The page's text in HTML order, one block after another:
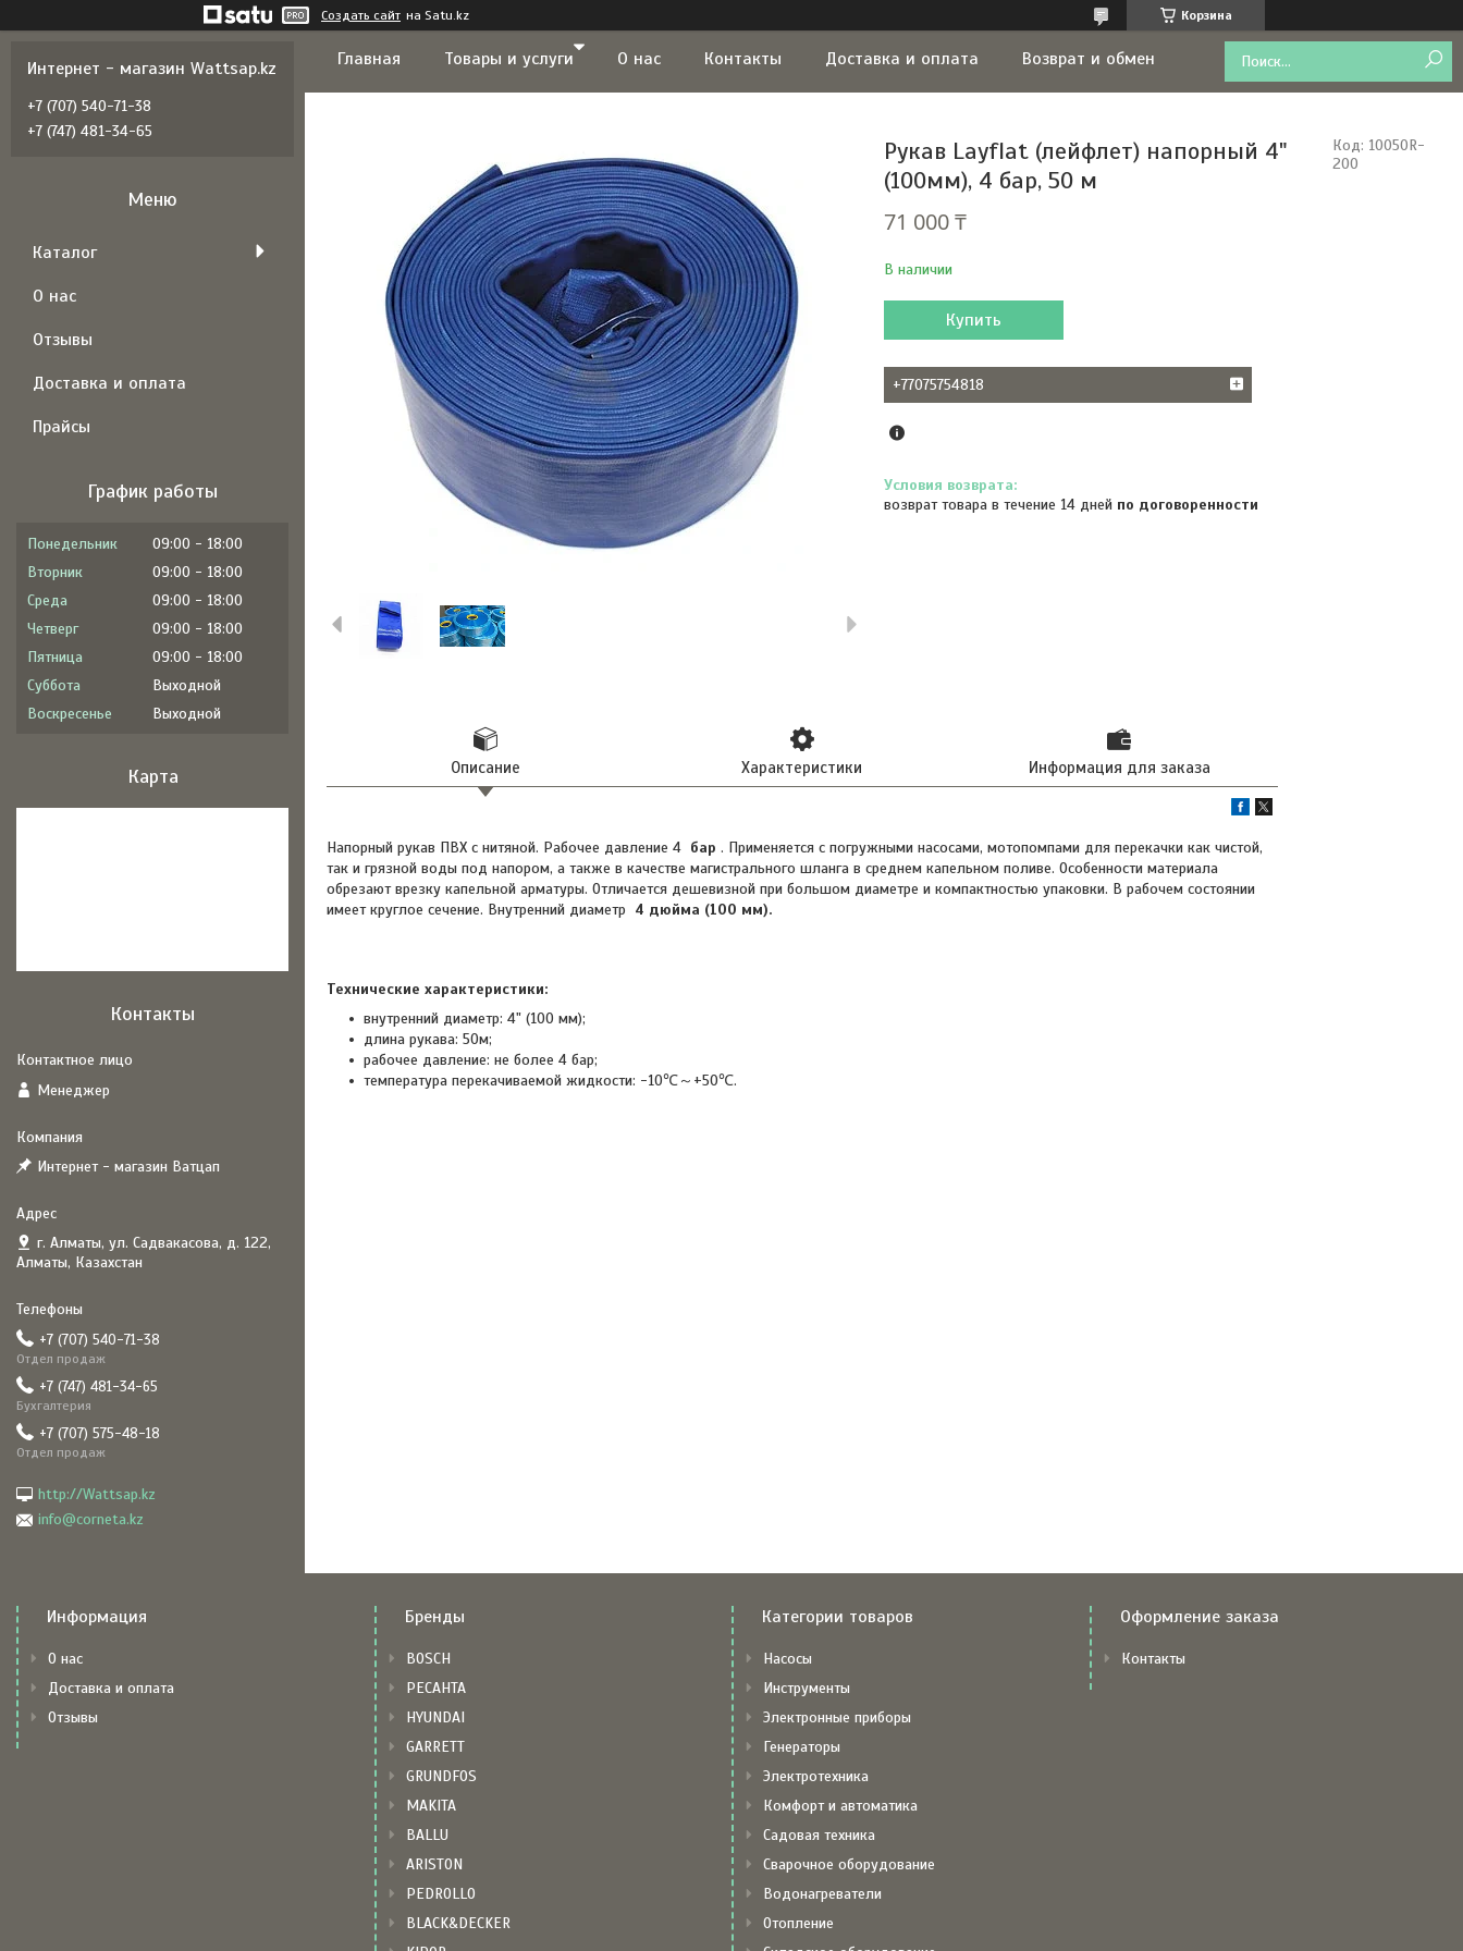
Создать сайт на Satu.kz Корзина
Главная Товары и услуги О нас Контакты Доставка и оплата Возврат и обмен
Рукав Layflat (лейфлет) напорный 4"
(100мм), 4 бар, 50 м
71 000 ₸
В наличии
Код: 10050R-
200
Купить
+77075754818
возврат товара в течение 14 дней по договоренности
Описание Характеристики Информация для заказа
Напорный рукав ПВХ с нитяной. Рабочее давление 4 бар . Применяется с погружными насосами, мотопомпами для перекачки как чистой,
так и грязной воды под напором, а также в качестве магистрального шланга в среднем капельном поливе. Особенности материала
обрезают врезку капельной арматуры. Отличается дешевизной при большом диаметре и компактностью упаковки. В рабочем состоянии
имеет круглое сечение. Внутренний диаметр 4 дюйма (100 мм).
Технические характеристики:
внутренний диаметр: 4" (100 мм);
длина рукава: 50м;
рабочее давление: не более 4 бар;
температура перекачиваемой жидкости: -10℃～+50℃.
Интернет - магазин Wattsap.kz
+7 (707) 540-71-38
+7 (747) 481-34-65
Каталог
О нас
Отзывы
Доставка и оплата
Прайсы
График работы
Понедельник 09:00
18:00
Вторник
09:00
18:00
Среда
09:00
18:00
Четверг
09:00
18:00
Пятница
09:00
18:00
Суббота
Выходной
Воскресенье
Выходной
Карта
Контакты
Менеджер
Интернет - магазин Ватцап
г. Алматы, ул. Садвакасова, д. 122,
Алматы, Казахстан
+7 (707) 540-71-38
Отдел продаж
+7 (747) 481-34-65
Бухгалтерия
+7 (707) 575-48-18
Отдел продаж
http://Wattsap.kz
info@corneta.kz
Информация
О нас
Доставка и оплата
Отзывы
Бренды
BOSCH
РЕСАНТА
HYUNDAI
GARRETT
GRUNDFOS
MAKITA
BALLU
ARISTON
PEDROLLO
BLACK&DECKER
Категории товаров
Насосы
Инструменты
Электронные приборы
Генераторы
Электротехника
Комфорт и автоматика
Садовая техника
Сварочное оборудование
Водонагреватели
Отопление
Оформление заказа
Контакты